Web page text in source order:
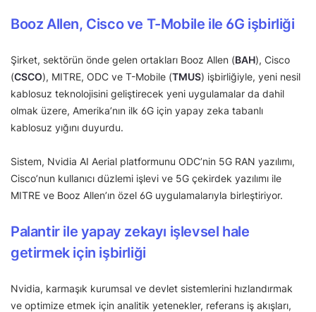
Booz Allen, Cisco ve T-Mobile ile 6G işbirliği
Şirket, sektörün önde gelen ortakları Booz Allen (BAH), Cisco
(CSCO), MITRE, ODC ve T-Mobile (TMUS) işbirliğiyle, yeni nesil
kablosuz teknolojisini geliştirecek yeni uygulamalar da dahil
olmak üzere, Amerika’nın ilk 6G için yapay zeka tabanlı
kablosuz yığını duyurdu.
Sistem, Nvidia AI Aerial platformunu ODC’nin 5G RAN yazılımı,
Cisco’nun kullanıcı düzlemi işlevi ve 5G çekirdek yazılımı ile
MITRE ve Booz Allen’ın özel 6G uygulamalarıyla birleştiriyor.
Palantir ile yapay zekayı işlevsel hale
getirmek için işbirliği
Nvidia, karmaşık kurumsal ve devlet sistemlerini hızlandırmak
ve optimize etmek için analitik yetenekler, referans iş akışları,